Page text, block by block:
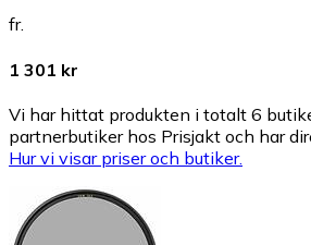
fr.
1 301 kr
Vi har hittat produkten i totalt 6
partnerbutiker hos Prisjakt och har
Hur vi visar priser och butiker.